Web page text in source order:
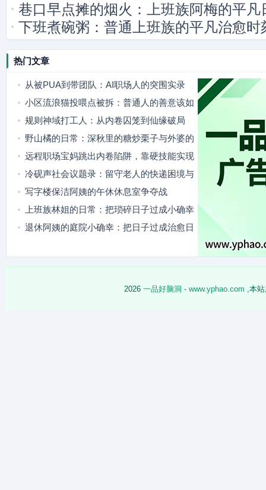
巷口早点摊的烟火：上班族阿梅的平凡
下班煮碗粥：普通上班族的平凡治愈时
热门文章
从被PUA到带团队：AI职场人的突围实录
小区流浪猫投喂点被拆：普通人的善意该如
何安放
规则神域打工人：从内卷囚笼到仙缘破局
野山橘的日常：深秋里的糖炒栗子与外婆的
竹篮
远程职场宝妈跳出内卷陷阱，靠硬技能实现
职场成长
冷砚声社会议题录：留守老人的快递困境与
破局之路
写字楼保洁阿姨的午休休息室争夺战
上班族林姐的日常：把琐碎日子过成小确幸
退休阿姨的庭院小确幸：把日子过成治愈日
2026 一品好脑洞 - www.yphao.com ,本